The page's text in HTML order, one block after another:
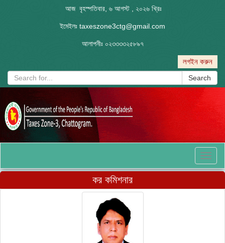
আজ বৃহস্পতিবার, ৬ আগস্ট , ২০২৬ খ্রিঃ
ইমেইলঃ taxeszone3ctg@gmail.com
আলাপনীঃ ০২৩৩৩৩২৫৮৯৭
লগইন করুন
Search
কর কমিশনার